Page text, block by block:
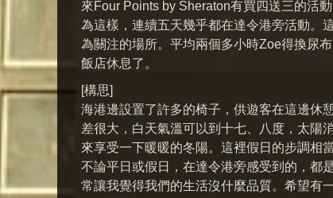
來Four Points by Sheraton有買四送三的活
為這樣，連續五天幾乎都在達令港旁活動。
為關注的場所。平均兩個多小時Zoe得換尿
飯店休息了。
[構思]
海港邊設置了許多的椅子，供遊客在這邊休
差很大，白天氣溫可以到十七、八度，太陽
來享受一下暖暖的冬陽。這裡假日的步調相
不論平日或假日，在達令港旁感受到的，都
常讓我覺得我們的生活沒什麼品質。希望有